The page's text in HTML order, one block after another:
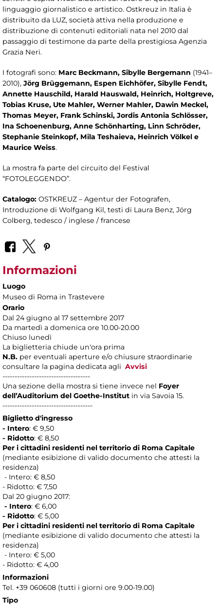
linguaggio giornalistico e artistico. Ostkreuz in Italia è
distribuito da LUZ, società attiva nella produzione e
distribuzione di contenuti editoriali nata nel 2010 dal
passaggio di testimone da parte della prestigiosa Agenzia
Grazia Neri.
I fotografi sono: Marc Beckmann, Sibylle Bergemann (1941–
2010), Jörg Brüggemann, Espen Eichhöfer, Sibylle Fendt,
Annette Hauschild, Harald Hauswald, Heinrich, Holtgreve,
Tobias Kruse, Ute Mahler, Werner Mahler, Dawin Meckel,
Thomas Meyer, Frank Schinski, Jordis Antonia Schlösser,
Ina Schoenenburg, Anne Schönharting, Linn Schröder,
Stephanie Steinkopf, Mila Teshaieva, Heinrich Völkel e
Maurice Weiss.
La mostra fa parte del circuito del Festival
“FOTOLEGGENDO”.
Catalogo: OSTKREUZ – Agentur der Fotografen,
Introduzione di Wolfgang Kil, testi di Laura Benz, Jörg
Colberg, tedesco / inglese / francese
Informazioni
Luogo
Museo di Roma in Trastevere
Orario
Dal 24 giugno al 17 settembre 2017
Da martedì a domenica ore 10.00-20.00
Chiuso lunedì
La biglietteria chiude un'ora prima
N.B. per eventuali aperture e/o chiusure straordinarie
consultare la pagina dedicata agli Avvisi
------------------------------------
Una sezione della mostra si tiene invece nel Foyer
dell’Auditorium del Goethe-Institut in via Savoia 15.
-------------------------------------
Biglietto d'ingresso
- Intero: € 9,50
- Ridotto: € 8,50
Per i cittadini residenti nel territorio di Roma Capitale
(mediante esibizione di valido documento che attesti la
residenza)
- Intero: € 8,50
- Ridotto: € 7,50
Dal 20 giugno 2017:
- Intero: € 6,00
- Ridotto: € 5,00
Per i cittadini residenti nel territorio di Roma Capitale
(mediante esibizione di valido documento che attesti la
residenza)
- Intero: € 5,00
- Ridotto: € 4,00
Informazioni
Tel. +39 060608 (tutti i giorni ore 9.00-19.00)
Tipo